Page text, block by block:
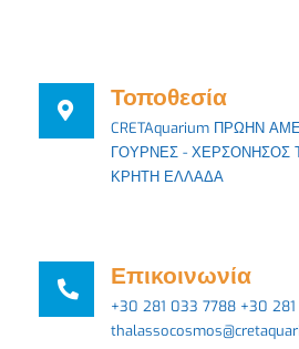
Τοποθεσία
CRETAquarium ΠΡΩΗΝ
ΓΟΥΡΝΕΣ - ΧΕΡΣΟΝΗΣΟΣ
ΚΡΗΤΗ ΕΛΛΑΔΑ
Επικοινωνία
+30 281 033 7788 +30